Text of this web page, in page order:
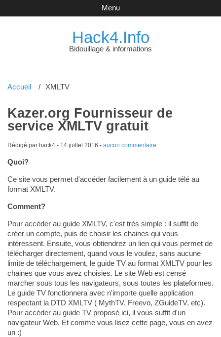
Hack4.Info
Bidouillage & informations
Menu
Accueil XMLTV
Kazer.org Fournisseur de
service XMLTV gratuit
Rédigé par hack4 - 14 juillet 2016 - aucun commentaire
Quoi?
Ce site vous permet d'accéder facilement à un guide télé au
format XMLTV.
Comment?
Pour accéder au guide XMLTV, c'est trés simple : il suffit de
créer un compte, puis de choisir les chaines qui vous
intéressent. Ensuite, vous obtiendrez un lien qui vous permet de
télécharger directement, quand vous le voulez, sans aucune
limite de téléchargement, le guide TV au format XMLTV pour les
chaines que vous avez choisies. Le site Web est censé
marcher sous tous les navigateurs, sous toutes les plateformes.
Le guide TV fonctionnera avec n'importe quelle application
respectant la DTD XMLTV ( MythTV, Freevo, ZGuideTV, etc).
Pour accéder au guide TV proposé ici, il vous suffit d'un
navigateur Web. Et comme vous lisez cette page, vous en avez
un :)